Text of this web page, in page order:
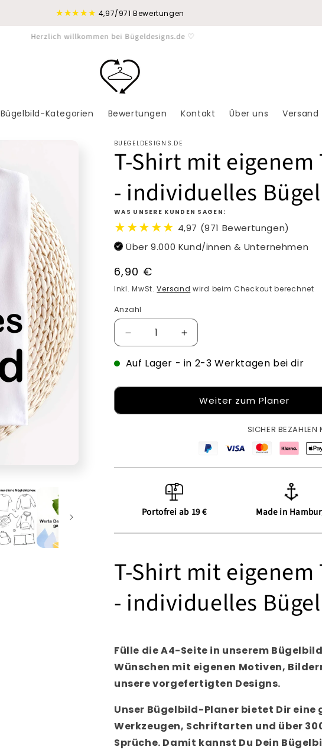
★★★★★ 4,97/971 Bewertungen
Versandkostenfrei ab 19 €
Bügelbild-Kategorien Bewertungen Kontakt Über uns Versand
BUEGELDESIGNS.DE
T-Shirt mit eigenem
- individuelles
WAS UNSERE KUNDEN SAGEN:
★★★★★ 4,97 (971 Bewertungen)
Über 9.000 Kund/innen & Unternehmen
Normaler
Preis
6,90 €
Inkl. MwSt.Versand wird beim Checkout berechnet
Anzahl
Verringere
die
Menge
T-
mit
Bügelbild
Erhöhe
die
Menge
T-
Shirt
mit
gestalten
Auf Lager - in 2-3 Werktagen bei dir
Weiter zum Planer
SICHER BEZAHLEN
Portofrei ab 19 € Made in
T-Shirt mit eigenem
- individuelles
Fülle die A4-Seite in unserem
Wünschen mit eigenen Motiven,
unsere vorgefertigten Designs.
Unser Bügelbild-Planer bietet Dir eine
Werkzeugen, Schriftarten und über
Sprüche. Damit kannst Du Dein